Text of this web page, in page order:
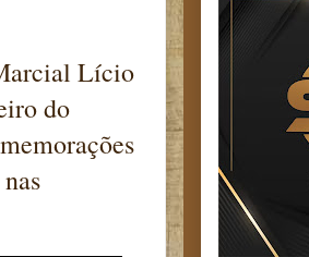
Lício
do